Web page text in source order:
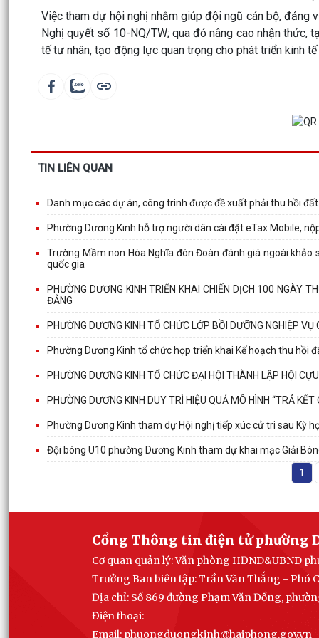
Việc tham dự hội nghị nhằm giúp đội ngũ cán bộ, đảng
Nghị quyết số 10-NQ/TW; qua đó nâng cao nhận thức,
tế tư nhân, tạo động lực quan trọng cho phát triển kinh
TIN LIÊN QUAN
Danh mục các dự án, công trình được đề xuất phải thu hồi
Phường Dương Kinh hỗ trợ người dân cài đặt eTax Mobile,
Trường Mầm non Hòa Nghĩa đón Đoàn đánh giá ngoài
quốc gia
PHƯỜNG DƯƠNG KINH TRIỂN KHAI CHIẾN DỊCH 100 NGÀY
ĐẢNG
PHƯỜNG DƯƠNG KINH TỔ CHỨC LỚP BỒI DƯỠNG NGHIỆP
Phường Dương Kinh tổ chức họp triển khai Kế hoạch thu hồi
PHƯỜNG DƯƠNG KINH TỔ CHỨC ĐẠI HỘI THÀNH LẬP HỘI
PHƯỜNG DƯƠNG KINH DUY TRÌ HIỆU QUẢ MÔ HÌNH “TRẢ
Phường Dương Kinh tham dự Hội nghị tiếp xúc cử tri sau Kỳ
Đội bóng U10 phường Dương Kinh tham dự khai mạc Giải
1
Cổng Thông tin điện tử phường
Cơ quan quản lý:Văn phòng HĐND&UBND
Trưởng Ban biên tập:Trần Văn Thắng - Phó
Địa chỉ: Số 869 đường Phạm Văn Đồng,
Điện thoại:
Email: phuongduongkinh@haiphong.gov.vn